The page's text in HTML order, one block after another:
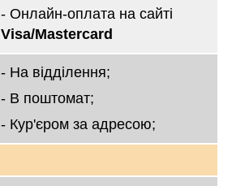
- Онлайн-оплата на сайті
Visa/Mastercard
- На відділення;
- В поштомат;
- Кур'єром за адресою;